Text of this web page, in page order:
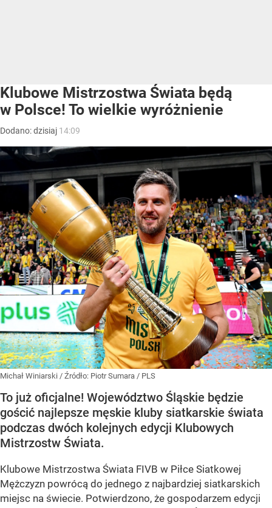
Klubowe Mistrzostwa Świata będą
w Polsce! To wielkie wyróżnienie
Dodano:dzisiaj 14:09
Michał Winiarski / Źródło: Piotr Sumara / PLS
To już oficjalne! Województwo Śląskie będzie
gościć najlepsze męskie kluby siatkarskie świata
podczas dwóch kolejnych edycji Klubowych
Mistrzostw Świata.
Klubowe Mistrzostwa Świata FIVB w Piłce Siatkowej
Mężczyzn powrócą do jednego z najbardziej siatkarskich
miejsc na świecie. Potwierdzono, że gospodarzem edycji